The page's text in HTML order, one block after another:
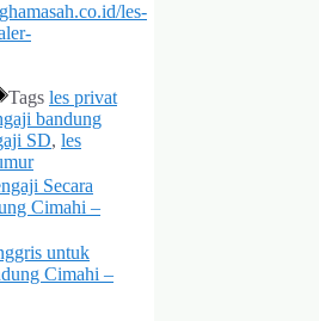
les-
Tags les privat
bandung
SD, les
Secara
Cimahi –
untuk
Cimahi –